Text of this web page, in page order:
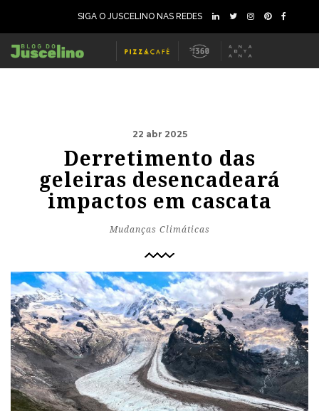
SIGA O JUSCELINO NAS REDES
22 abr 2025
Derretimento das
geleiras desencadeará
impactos em cascata
Mudanças Climáticas